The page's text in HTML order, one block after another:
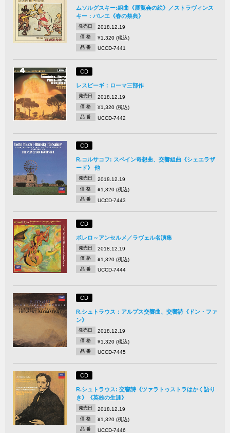
ムソルグスキー:組曲《展覧会の絵》／ストラヴィンス
キー：バレエ《春の祭典》
発売日 2018.12.19
価 格 ¥1,320 (税込)
品 番 UCCD-7441
CD
レスピーギ：ローマ三部作
発売日 2018.12.19
価 格 ¥1,320 (税込)
品 番 UCCD-7442
CD
R.コルサコフ: スペイン奇想曲、交響組曲《シェエラザ
ード》 他
発売日 2018.12.19
価 格 ¥1,320 (税込)
品 番 UCCD-7443
CD
ボレロ～アンセルメ／ラヴェル名演集
発売日 2018.12.19
価 格 ¥1,320 (税込)
品 番 UCCD-7444
CD
R.シュトラウス：アルプス交響曲、交響詩《ドン・ファ
ン》
発売日 2018.12.19
価 格 ¥1,320 (税込)
品 番 UCCD-7445
CD
R.シュトラウス: 交響詩《ツァラトゥストラはかく語り
き》《英雄の生涯》
発売日 2018.12.19
価 格 ¥1,320 (税込)
品 番 UCCD-7446